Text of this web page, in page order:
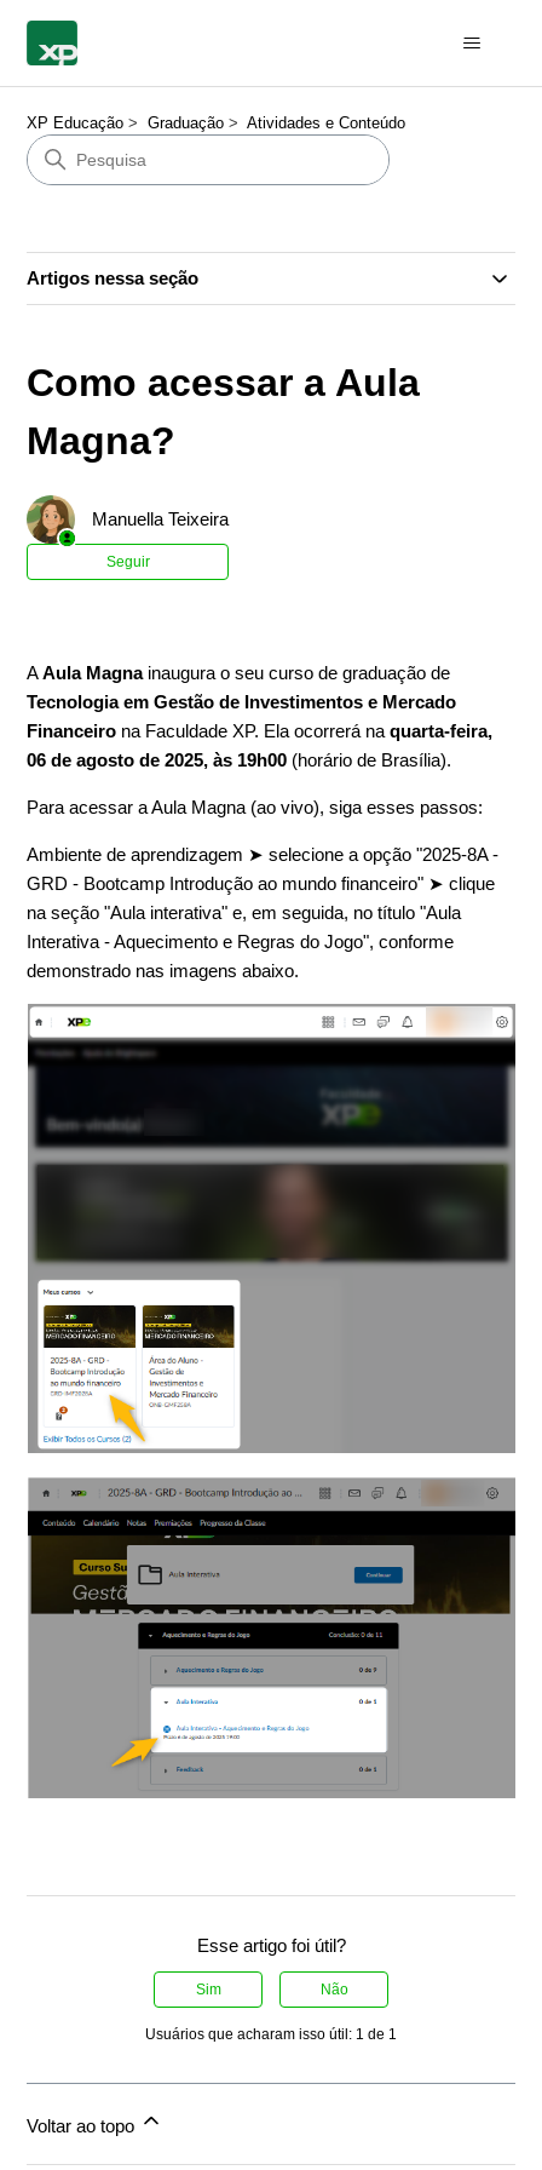
XP Educação Graduação Atividades e Conteúdo
Artigos nessa seção
Como acessar a Aula
Magna?
Manuella Teixeira
Seguir
AAula Magnainaugura o seu curso de graduação de
Tecnologia em Gestão de Investimentos e Mercado
Financeiro na Faculdade XP. Ela ocorrerá naquarta-feira,
06 de agosto de 2025, às 19h00 (horário de Brasília).
Para acessar a Aula Magna (ao vivo), siga esses passos:
Ambiente de aprendizagem ➤ selecione a opção "2025-8A -
GRD - Bootcamp Introdução ao mundo financeiro" ➤ clique
na seção "Aula interativa" e, em seguida, no título "Aula
Interativa - Aquecimento e Regras do Jogo", conforme
demonstrado nas imagens abaixo.
Esse artigo foi útil?
Sim Não
Usuários que acharam isso útil: 1 de 1
Voltar ao topo